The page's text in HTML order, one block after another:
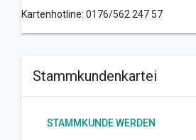
Kartenhotline: 0176/562 247 57
Stammkundenkartei
STAMMKUNDE WERDEN